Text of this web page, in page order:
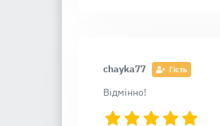
chayka77 Гість
Відмінно!